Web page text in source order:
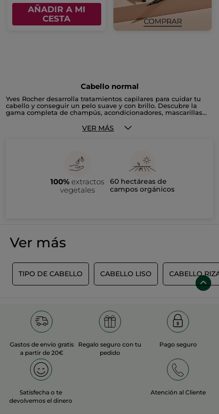
AÑADIR A MI
CESTA
Cabello normal
Yves Rocher desarrolla tratamientos capilares para cuidar tu
cabello y conseguir un pelo suave y con brillo. Descubre la
gama completa de champús, acondicionadores, mascarillas...
VER MÁS
100% extractos
vegetales
60 hectáreas de
campos orgánicos
Ver más
TIPO DE CABELLO CABELLO LISO CABELLO
Gastos de envío gratis
a partir de 20€
Regalo seguro con tu
pedido
Pago seguro
Satisfecha o te
devolvemos el dinero
Atención al Cliente